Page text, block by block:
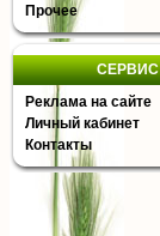
Прочее
СЕРВИС
Реклама на сайте
Личный кабинет
Контакты